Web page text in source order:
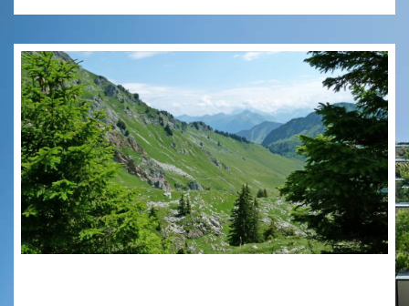
POP